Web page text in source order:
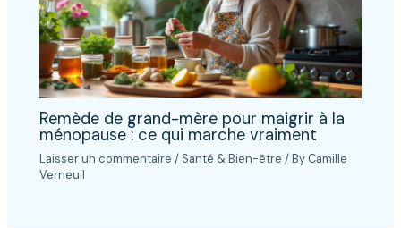
Remède de grand-mère pour maigrir à la
ménopause : ce qui marche vraiment
Laisser un commentaire / Santé & Bien-être / By Camille
Verneuil